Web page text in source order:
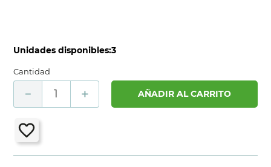
Unidades disponibles:3
Cantidad
＋
－ AÑADIR AL CARRITO